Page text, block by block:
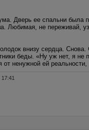
Дверь ее спальни
Любимая, не переживай,
внизу сердца.
беды. «Ну уж нет, я
от ненужной ей
17:41